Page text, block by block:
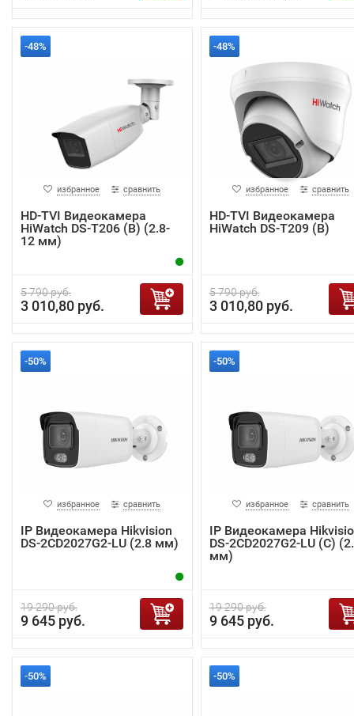
-48%
избранное сравнить
HD-TVI Видеокамера
HiWatch DS-T206 (B) (2.8-
12 мм)
5 790 руб.
3 010,80 руб.
-48%
избранное сравнить
HD-TVI Видеокамера
HiWatch DS-T209 (B)
5 790 руб.
3 010,80 руб.
-50%
избранное сравнить
IP Видеокамера Hikvision
DS-2CD2027G2-LU (2.8 мм)
19 290 руб.
9 645 руб.
-50%
избранное сравнить
IP Видеокамера
DS-2CD2027G2-LU (C)
мм)
19 290 руб.
9 645 руб.
-50% -50%